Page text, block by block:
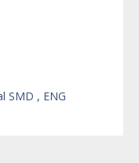
SMD , ENG